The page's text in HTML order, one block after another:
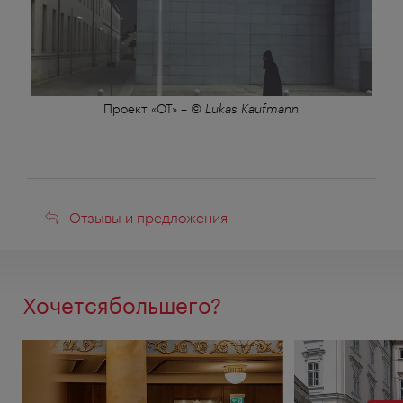
Проект «OT» – © Lukas Kaufmann
Отзывы
Отзывы и предложения
Хочетсябольшего?